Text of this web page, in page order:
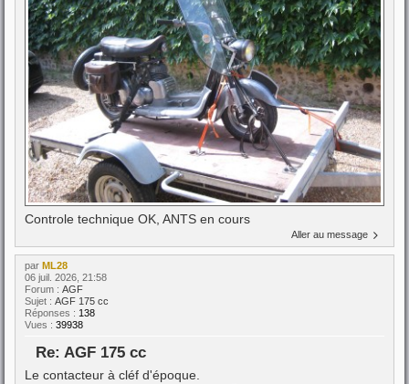
Controle technique OK, ANTS en cours
Aller au message
par ML28
06 juil. 2026, 21:58
Forum : AGF
Sujet : AGF 175 cc
Réponses : 138
Vues : 39938
Re: AGF 175 cc
Le contacteur à cléf d'époque.